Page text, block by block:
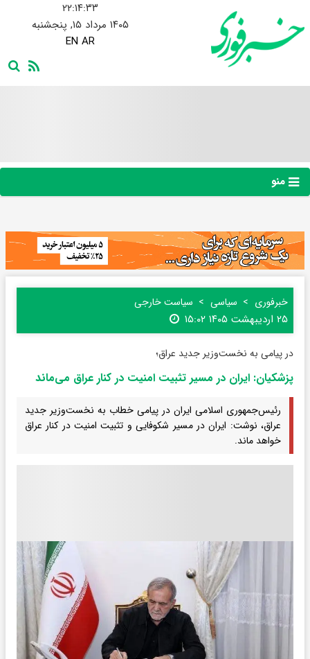
۲۲:۱۴:۳۴
۱۴۰۵ مرداد ۱۵, پنجشنبه
EN AR
منو
خبرفوری سیاسی سیاست خارجی
۲۵ اردیبهشت ۱۴۰۵ ۱۵:۰۲
در پیامی به نخست‌وزیر جدید عراق؛
پزشکیان: ایران در مسیر تثبیت امنیت در کنار عراق می‌ماند
رئیس‌جمهوری اسلامی ایران در پیامی خطاب به نخست‌وزیر جدید
عراق، نوشت: ایران در مسیر شکوفایی و تثبیت امنیت در کنار عراق
خواهد ماند.